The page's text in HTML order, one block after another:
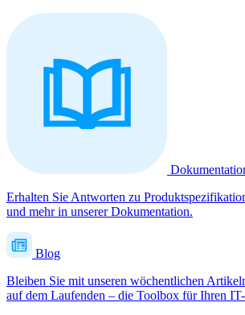
Erhalten Sie Antworten zu
und mehr in unserer Dokumentation.
Blog
Bleiben Sie mit unseren wöchentlichen
auf dem Laufenden – die Toolbox für Ihren